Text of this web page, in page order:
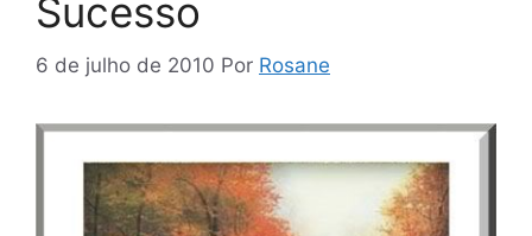
Sucesso
6 de julho de 2010 Por Rosane